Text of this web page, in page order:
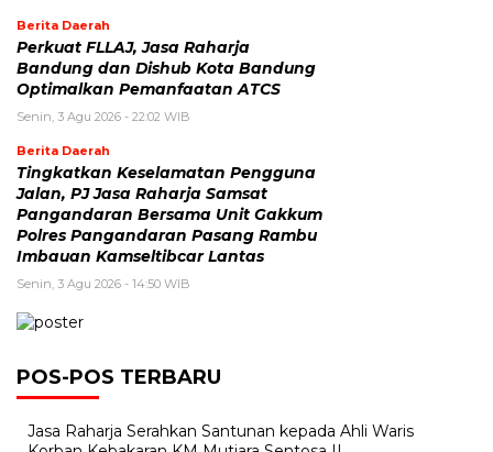
Berita Daerah
Perkuat FLLAJ, Jasa Raharja
Bandung dan Dishub Kota Bandung
Optimalkan Pemanfaatan ATCS
Senin, 3 Agu 2026 - 22:02 WIB
Berita Daerah
Tingkatkan Keselamatan Pengguna
Jalan, PJ Jasa Raharja Samsat
Pangandaran Bersama Unit Gakkum
Polres Pangandaran Pasang Rambu
Imbauan Kamseltibcar Lantas
Senin, 3 Agu 2026 - 14:50 WIB
POS-POS TERBARU
Jasa Raharja Serahkan Santunan kepada Ahli Waris